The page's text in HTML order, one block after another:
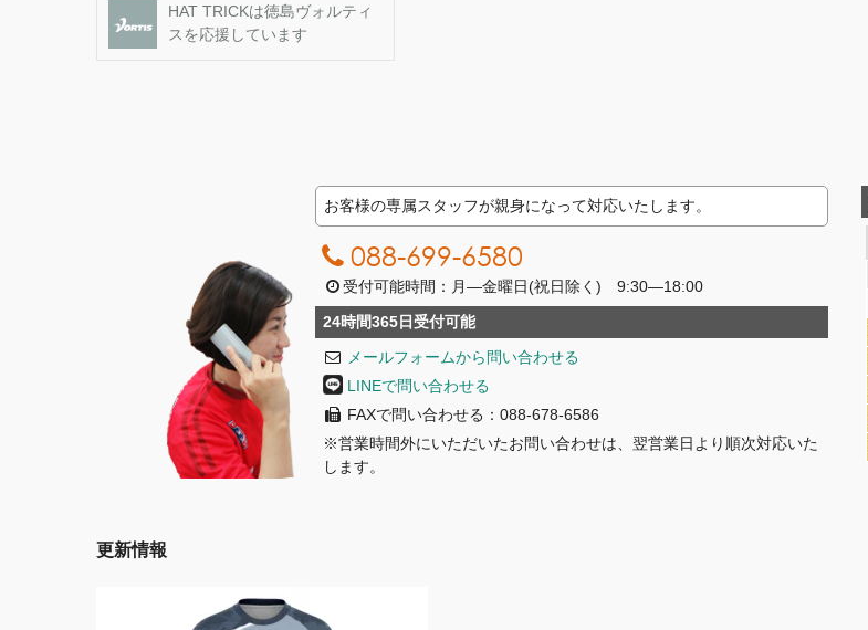
HAT TRICKは徳島ヴォルティ
スを応援しています
お客様の専属スタッフが親身になって対応いたします。
088-699-6580
受付可能時間：月―金曜日(祝日除く) 9:30―18:00
24時間365日受付可能
メールフォームから問い合わせる
LINEで問い合わせる
FAXで問い合わせる：088-678-6586
※営業時間外にいただいたお問い合わせは、翌営業日より順次対応いた
します。
更新情報